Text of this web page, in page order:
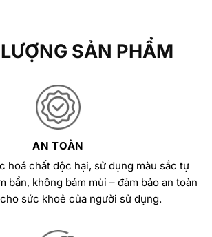
SẢN PHẨM
AN TOÀN
hoá chất độc hại, sử dụng màu sắc tự
bẩn, không bám mùi – đảm bảo an toàn
sức khoẻ của người sử dụng.